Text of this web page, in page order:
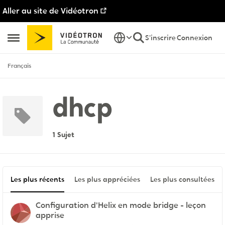
Aller au site de Vidéotron
Ouvrir Menu Latéral
Passer au contenu
S'inscrireConnexion
Français
dhcp
1 Sujet
Les plus récents Les plus appréciées Les plus consultées
Configuration d'Helix en mode bridge - leçon
apprise